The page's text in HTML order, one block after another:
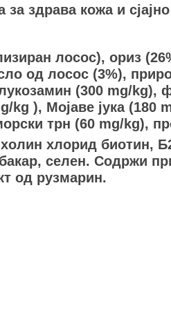
здрава кожа и
лосос), ориз
од лосос (3%),
(300 mg/kg),
), Мојаве јука (180
трн (60 mg/kg),
хлорид биотин,
селен. Содржи
од рузмарин.